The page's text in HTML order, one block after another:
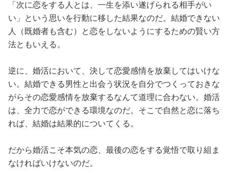
「次に恋をする人とは、一生を添い遂げられる相手がい
い」という思いを行動に移した結果なのだ。結婚できない
人（既婚者も含む）と恋をしないようにするための賢い方
法ともいえる。
逆に、婚活において、決して恋愛感情を放棄してはいけな
い。結婚できる男性と出会う状況を自分でつくっておきな
がらその恋愛感情を放棄するなんて道理に合わない。婚活
は、全力で恋ができる環境なのだ。そこで自然と恋に落ち
れば、結婚は結果的についてくる。
だから婚活こそ本気の恋、最後の恋をする覚悟で取り組ま
なければいけないのだ。